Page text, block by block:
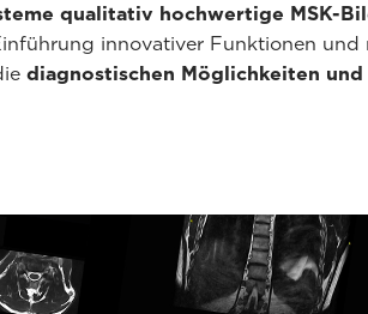
qualitativ hochwertige MSK-
innovativer Funktionen und
diagnostischen Möglichkeiten